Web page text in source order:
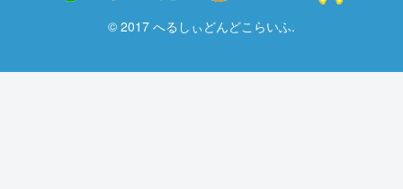
© 2017 へるしぃどんどこらいふ.